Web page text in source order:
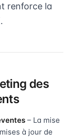
renforce la
des
– La mise
à jour de